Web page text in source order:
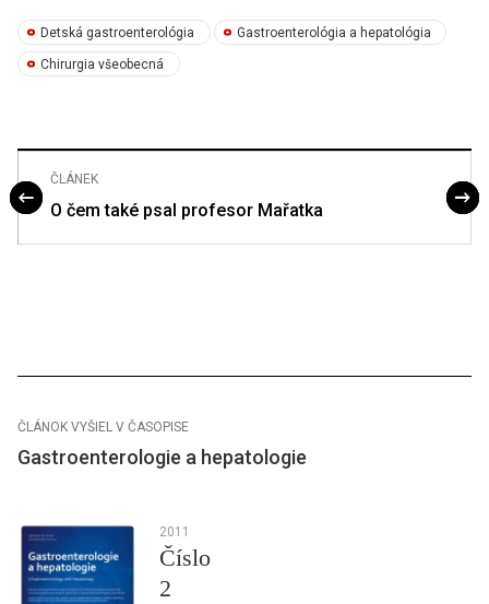
Detská gastroenterológia Gastroenterológia a hepatológia
Chirurgia všeobecná
ČLÁNEK
O čem také psal profesor Mařatka
ČLÁNOK VYŠIEL V ČASOPISE
Gastroenterologie a hepatologie
2011
Číslo
2